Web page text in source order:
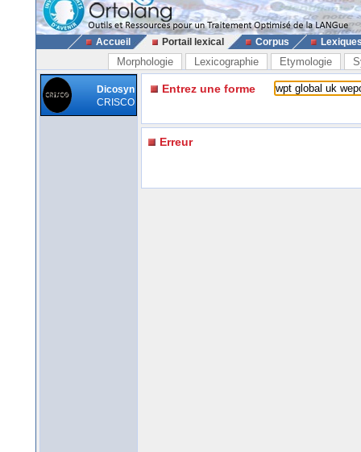
Accueil Portail lexical Corpus
Morphologie Lexicographie Etymologie
Dicosyn
CRISCO
Entrez une forme
Erreur